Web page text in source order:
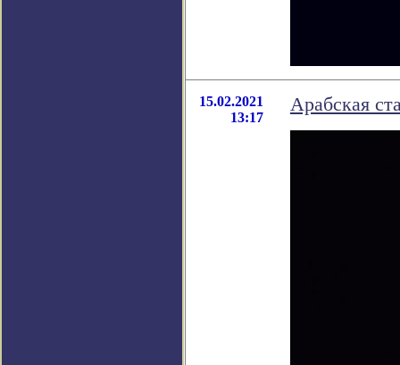
15.02.2021
13:17
Арабская